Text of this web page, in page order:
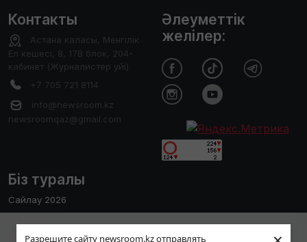
Разрешите сайту newsroom.kz отправлять
Пайдаланушы тәжірибесін жақсарту
Контакты
Астана каласы, Менгілік
Ел кешесі, 8, 17В блок, 204-
кабинет (Журналистер уйі)
+7 705 721 8114
info@newsroom.kz
newsroomqaz@gmail.com
Біз туралы
Сайлау 2026
Сайтты қолдану ережесі
Әлеуметтік
желілер: